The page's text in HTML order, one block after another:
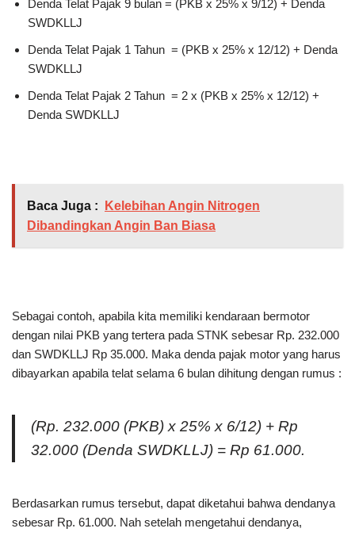
Denda Telat Pajak 9 bulan = (PKB x 25% x 9/12) + Denda
SWDKLLJ
Denda Telat Pajak 1 Tahun = (PKB x 25% x 12/12) + Denda
SWDKLLJ
Denda Telat Pajak 2 Tahun = 2 x (PKB x 25% x 12/12) +
Denda SWDKLLJ
Baca Juga :
Kelebihan Angin Nitrogen
Dibandingkan Angin Ban Biasa
Sebagai contoh, apabila kita memiliki kendaraan bermotor
dengan nilai PKB yang tertera pada STNK sebesar Rp. 232.000
dan SWDKLLJ Rp 35.000. Maka denda pajak motor yang harus
dibayarkan apabila telat selama 6 bulan dihitung dengan rumus :
(Rp. 232.000 (PKB) x 25% x 6/12) + Rp
32.000 (Denda SWDKLLJ) = Rp 61.000.
Berdasarkan rumus tersebut, dapat diketahui bahwa dendanya
sebesar Rp. 61.000. Nah setelah mengetahui dendanya,